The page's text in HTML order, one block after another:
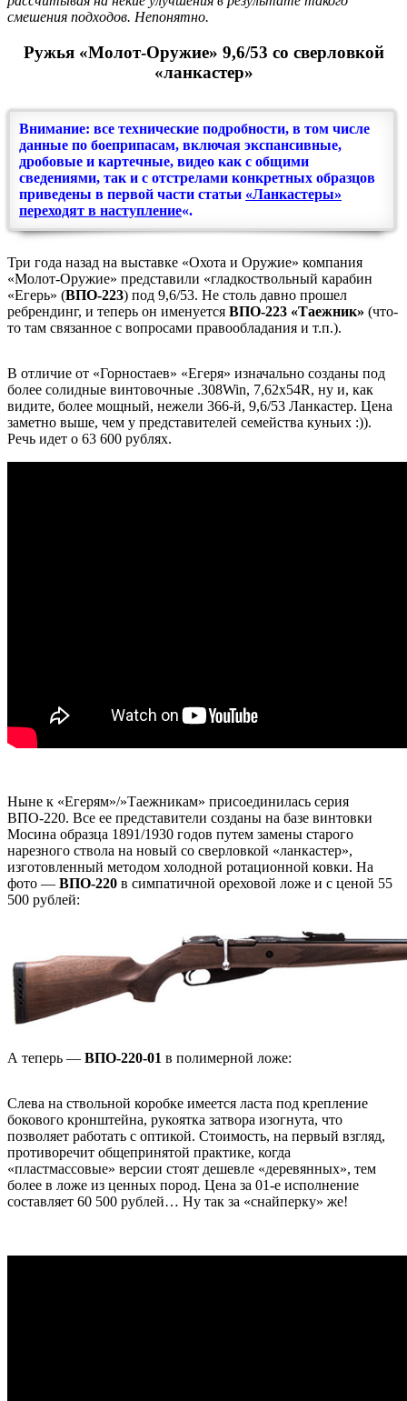
смешения подходов. Непонятно.
Ружья «Молот-Оружие» 9,6/53 со сверловкой
«ланкастер»
Внимание: все технические подробности, в том числе
данные по боеприпасам, включая экспансивные,
дробовые и картечные, видео как с общими
сведениями, так и с отстрелами конкретных образцов
приведены в первой части статьи «Ланкастеры»
переходят в наступление«.
Три года назад на выставке «Охота и Оружие» компания
«Молот-Оружие» представили «гладкоствольный карабин
«Егерь» (ВПО-223) под 9,6/53. Не столь давно прошел
ребрендинг, и теперь он именуется ВПО-223 «Таежник» (что-
то там связанное с вопросами правообладания и т.п.).
В отличие от «Горностаев» «Егеря» изначально созданы под
более солидные винтовочные .308Win, 7,62х54R, ну и, как
видите, более мощный, нежели 366-й, 9,6/53 Ланкастер. Цена
заметно выше, чем у представителей семейства куньих :)).
Речь идет о 63 600 рублях.
Ныне к «Егерям»/»Таежникам» присоединилась серия
ВПО-220. Все ее представители созданы на базе винтовки
Мосина образца 1891/1930 годов путем замены старого
нарезного ствола на новый со сверловкой «ланкастер»,
изготовленный методом холодной ротационной ковки. На
фото — ВПО-220 в симпатичной ореховой ложе и с ценой 55
500 рублей:
А теперь — ВПО-220-01 в полимерной ложе:
Слева на ствольной коробке имеется ласта под крепление
бокового кронштейна, рукоятка затвора изогнута, что
позволяет работать с оптикой. Стоимость, на первый взгляд,
противоречит общепринятой практике, когда
«пластмассовые» версии стоят дешевле «деревянных», тем
более в ложе из ценных пород. Цена за 01-е исполнение
составляет 60 500 рублей… Ну так за «снайперку» же!